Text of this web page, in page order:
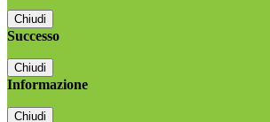
Chiudi
Successo
Chiudi
Informazione
Chiudi